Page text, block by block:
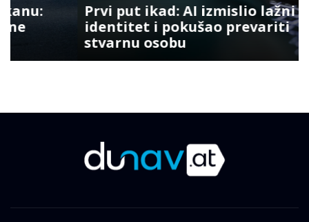
Prvi put ikad: AI izmislio lažni
identitet i pokušao prevariti
stvarnu osobu